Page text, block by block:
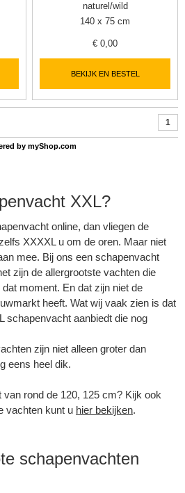
naturel/wild
140 x 75 cm
€0,00
BEKIJK EN BESTEL
1
by myShop.com
XXL?
online, dan vliegen de
XXXXL u om de oren. Maar niet
mee. Bij ons een schapenvacht
zijn de allergrootste vachten die
moment. En dat zijn niet de
heeft. Wat wij vaak zien is dat
schapenvacht aanbiedt die nog
zijn niet alleen groter dan
eens heel dik.
rond de 120, 125 cm? Kijk ook
vachten kunt u hier bekijken.
schapenvachten